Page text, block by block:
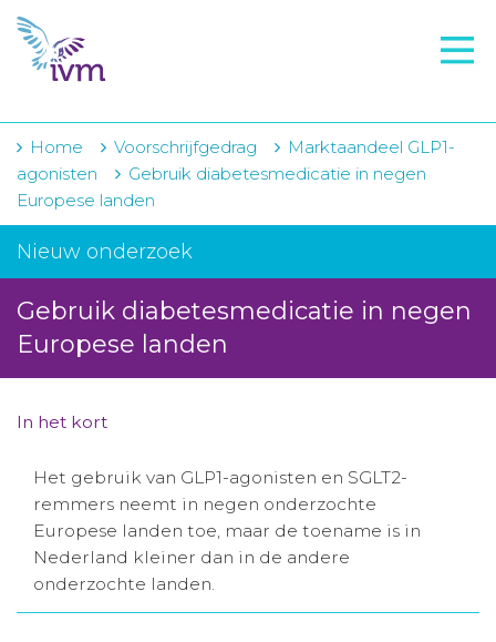
VMI
FTO voorbereiding
IVM-academie
Zorginstellingen
Projecten
Over IVM
Actueel
Contact
Winkelwagentje
Aanmelden nieuwsbrief
Inloggen
Home Voorschrijfgedrag
Marktaandeel GLP1-
agonisten
Gebruik diabetesmedicatie in negen
Europese landen
Nieuw onderzoek
Gebruik diabetesmedicatie in negen
Europese landen
In het kort
Het gebruik van GLP1-agonisten en SGLT2-
remmers neemt in negen onderzochte
Europese landen toe, maar de toename is in
Nederland kleiner dan in de andere
onderzochte landen.